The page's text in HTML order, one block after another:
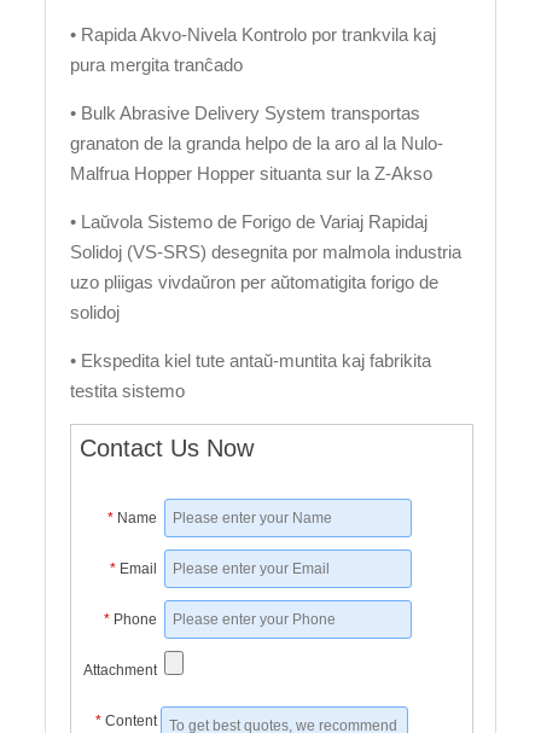
• Rapida Akvo-Nivela Kontrolo por trankvila kaj
pura mergita tranĉado
• Bulk Abrasive Delivery System transportas
granaton de la granda helpo de la aro al la Nulo-
Malfrua Hopper Hopper situanta sur la Z-Akso
• Laŭvola Sistemo de Forigo de Variaj Rapidaj
Solidoj (VS-SRS) desegnita por malmola industria
uzo pliigas vivdaŭron per aŭtomatigita forigo de
solidoj
• Ekspedita kiel tute antaŭ-muntita kaj fabrikita
testita sistemo
Contact Us Now
* Name
* Email
* Phone
Attachment
* Content